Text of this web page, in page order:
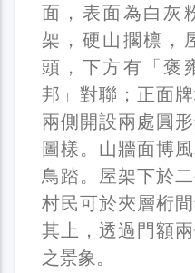
面，表面為白灰
架，硬山擱檩，
頭，下方有「褒
邦」對聯；正面
兩側開設兩處圓
圖樣。山牆面博
鳥踏。屋架下於
村民可於夾層桁
其上，透過門額
之景象。